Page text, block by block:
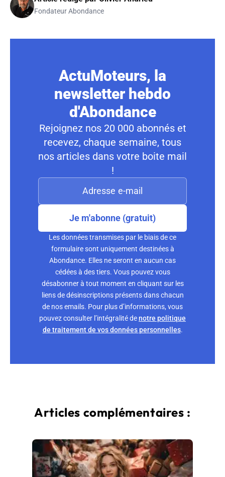
Fondateur Abondance
ActuMoteurs, la
newsletter hebdo
d'Abondance
Rejoignez nos 20 000 abonnés et
recevez, chaque semaine, tous
nos articles dans votre boite mail
!
Je m'abonne (gratuit)
Les données transmises par le biais de ce
formulaire sont uniquement destinées à
Abondance. Elles ne seront en aucun cas
cédées à des tiers. Vous pouvez vous
désabonner à tout moment en cliquant sur les
liens de désinscriptions présents dans chacun
de nos emails. Pour plus d’informations, vous
pouvez consulter l’intégralité denotre politique
de traitement de vos données personnelles.
Articles complémentaires :